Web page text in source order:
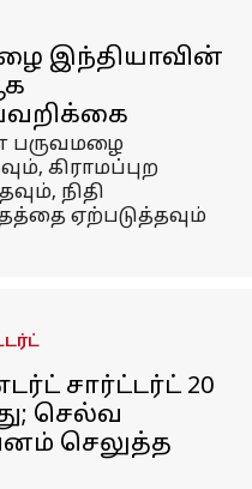
இந்தியாவின்
பருவமழை
கிராமப்புற
நிதி
ஏற்படுத்தவும்
சார்ட்டர்ட் 20
செல்வ
செலுத்த